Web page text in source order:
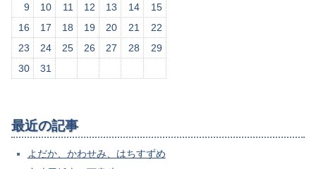
9
10 11 12 13 14
15
16
17 18 19 20 21
22
23
24 25 26 27 28
29
30
31
最近の記事
よだか、かわせみ、はちすずめ